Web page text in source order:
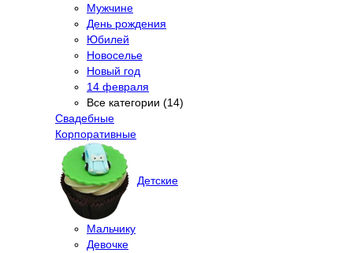
Мужчине
День рождения
Юбилей
Новоселье
Новый год
14 февраля
Все категории (14)
Свадебные
Корпоративные
Детские
Мальчику
Девочке